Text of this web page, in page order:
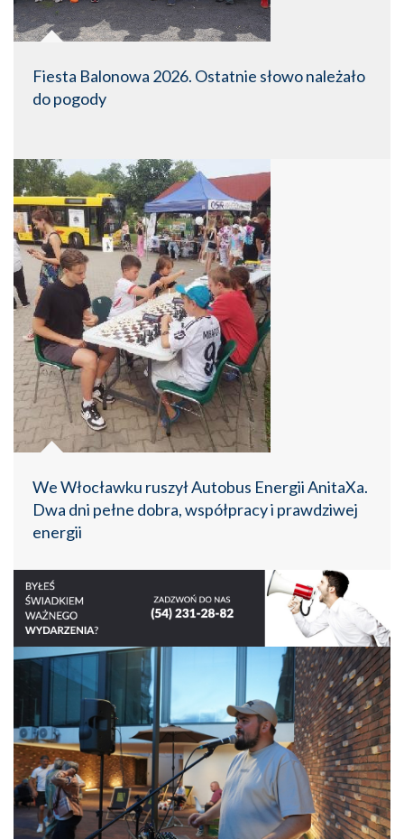
Fiesta Balonowa 2026. Ostatnie słowo należało
do pogody
We Włocławku ruszył Autobus Energii AnitaXa.
Dwa dni pełne dobra, współpracy i prawdziwej
energii